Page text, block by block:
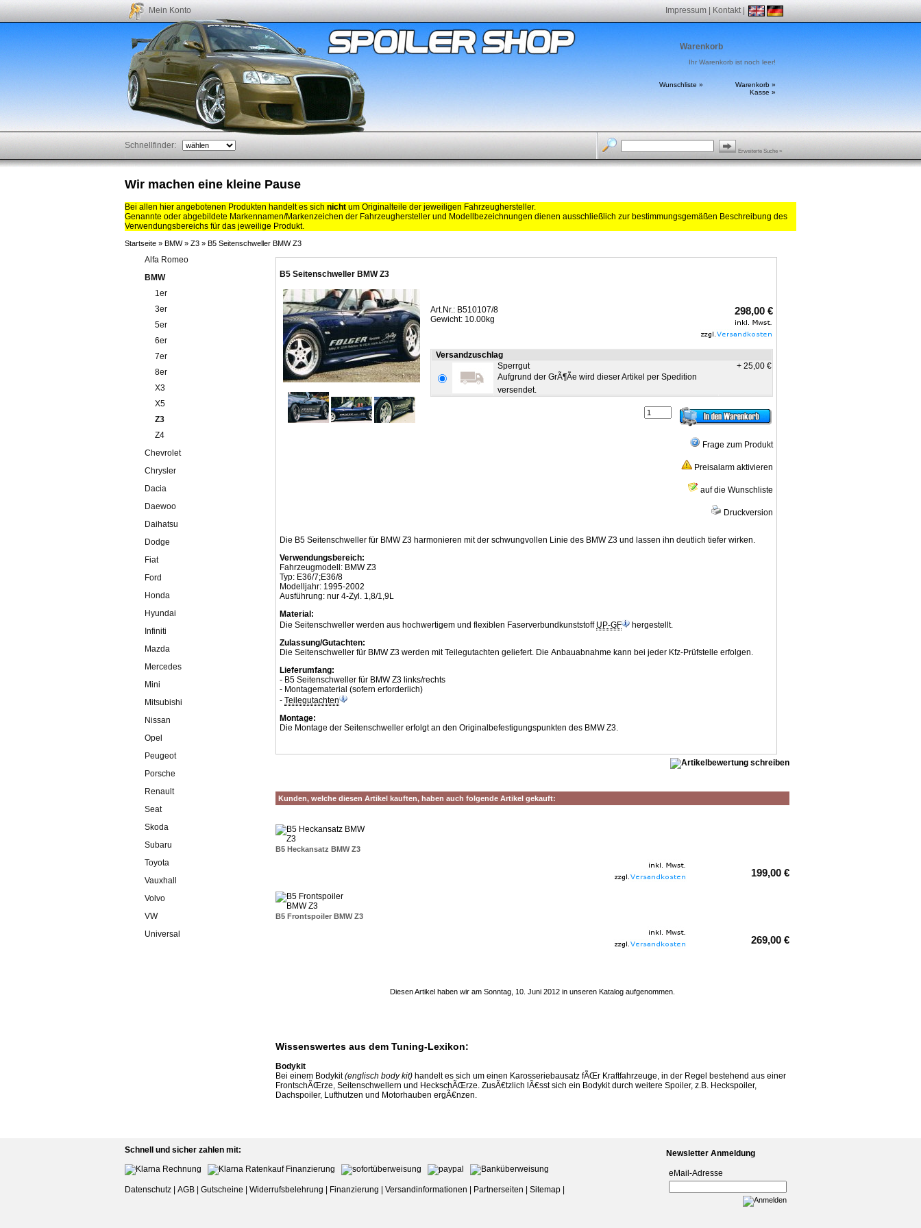
Mein Konto Impressum Kontakt|
Warenkorb
Ihr Warenkorb ist noch leer!
Wunschliste »
Warenkorb »
Kasse »
Erweiterte Suche »
Schnellfinder:
Wir machen eine kleine Pause
Bei allen hier angebotenen Produkten handelt es sich nicht um Originalteile der jeweiligen Fahrzeughersteller.
Genannte oder abgebildete Markennamen/Markenzeichen der Fahrzeughersteller und Modellbezeichnungen dienen ausschließlich zur bestimmungsgemäßen Beschreibung des
Verwendungsbereichs für das jeweilige Produkt.
Startseite » BMW» Z3 » B5 Seitenschweller BMW Z3
B5 Seitenschweller BMW Z3
298,00 €
Art.Nr.: B510107/8
Gewicht: 10.00kg
Versandzuschlag
Sperrgut
Aufgrund der GrÃ¶Ãe wird dieser Artikel per Spedition
versendet.
+ 25,00 €
Frage zum Produkt
Preisalarm aktivieren
auf die Wunschliste
Druckversion
Die B5 Seitenschweller für BMW Z3 harmonieren mit der schwungvollen Linie des BMW Z3 und lassen ihn deutlich tiefer wirken.
Verwendungsbereich:
Fahrzeugmodell: BMW Z3
Typ: E36/7;E36/8
Modelljahr: 1995-2002
Ausführung: nur 4-Zyl. 1,8/1,9L
Material:
Die Seitenschweller werden aus hochwertigem und flexiblen Faserverbundkunststoff UP-GF
hergestellt.
Zulassung/Gutachten:
Die Seitenschweller für BMW Z3 werden mit Teilegutachten geliefert. Die Anbauabnahme kann bei jeder Kfz-Prüfstelle erfolgen.
Lieferumfang:
- B5 Seitenschweller für BMW Z3 links/rechts
- Montagematerial (sofern erforderlich)
- Teilegutachten
Montage:
Die Montage der Seitenschweller erfolgt an den Originalbefestigungspunkten des BMW Z3.
Kunden, welche diesen Artikel kauften, haben auch folgende Artikel gekauft:
B5 Heckansatz BMW Z3
199,00 €
B5 Frontspoiler BMW Z3
269,00 €
Diesen Artikel haben wir am Sonntag, 10. Juni 2012 in unseren Katalog aufgenommen.
Wissenswertes aus dem Tuning-Lexikon:
Bodykit
Bei einem Bodykit(englisch body kit) handelt es sich um einen Karosseriebausatz fÃŒr Kraftfahrzeuge, in der Regel bestehend aus einer
FrontschÃŒrze, Seitenschwellern und HeckschÃŒrze. ZusÃ€tzlich lÃ€sst sich ein Bodykit durch weitere Spoiler, z.B. Heckspoiler,
Dachspoiler, Lufthutzen und Motorhauben ergÃ€nzen.
Alfa Romeo
BMW
1er
3er
5er
6er
7er
8er
X3
X5
Z3
Z4
Chevrolet
Chrysler
Dacia
Daewoo
Daihatsu
Dodge
Fiat
Ford
Honda
Hyundai
Infiniti
Mazda
Mercedes
Mini
Mitsubishi
Nissan
Opel
Peugeot
Porsche
Renault
Seat
Skoda
Subaru
Toyota
Vauxhall
Volvo
VW
Universal
Newsletter Anmeldung
eMail-Adresse
Schnell und sicher zahlen mit:
Datenschutz AGB Gutscheine Widerrufsbelehrung Finanzierung Versandinformationen Partnerseiten Sitemap